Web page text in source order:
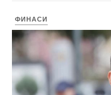
ФИНАСИ